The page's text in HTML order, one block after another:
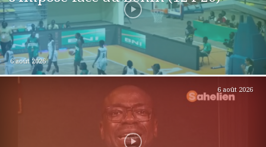
6 août 2026
6 août 2026